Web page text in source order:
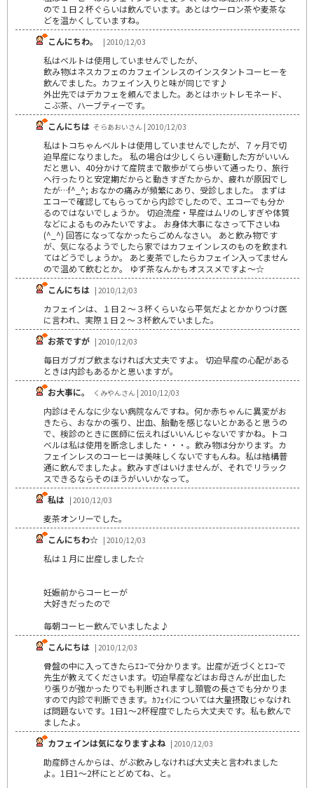
ので１日２杯ぐらいは飲んでいます。あとはウーロン茶や麦茶な
どを温かくしていますね。
こんにちわ。
| 2010/12/03
私はベルトは使用していませんでしたが、
飲み物はネスカフェのカフェインレスのインスタントコーヒーを
飲んでました。カフェイン入りと味が同じです♪
外出先ではデカフェを頼んでました。あとはホットレモネード、
こぶ茶、ハーブティーです。
こんにちは そらあおいさん | 2010/12/03
私はトコちゃんベルトは使用していませんでしたが、７ヶ月で切
迫早産になりました。 私の場合は少しくらい運動した方がいいん
だと思い、40分かけて産院まで散歩がてら歩いて通ったり、旅行
へ行ったりと安定期だからと動きすぎたからか、疲れが原因でし
たが…f^_^; おなかの痛みが頻繁にあり、受診しました。 まずは
エコーで確認してもらってから内診でしたので、エコーでも分か
るのではないでしょうか。 切迫流産・早産はムリのしすぎや体質
などによるものみたいですよ。 お身体大事になさって下さいね
(^_^) 回答になってなかったらごめんなさい。 あと飲み物です
が、気になるようでしたら家ではカフェインレスのものを飲まれ
てはどうでしょうか。 あと麦茶でしたらカフェイン入ってません
ので温めて飲むとか。 ゆず茶なんかもオススメですよ～☆
こんにちは | 2010/12/03
カフェインは、１日２～３杯くらいなら平気だよとかかりつけ医
に言われ、実際１日２～３杯飲んでいました。
お茶ですが | 2010/12/03
毎日ガブガブ飲まなければ大丈夫ですよ。 切迫早産の心配がある
ときは内診もあるかと思いますが。
お大事に。
くみやんさん | 2010/12/03
内診はそんなに少ない病院なんですね。何か赤ちゃんに異変がお
きたら、おなかの張り、出血、胎動を感じないとかあると思うの
で、検診のときに医師に伝えればいいんじゃないですかね。トコ
ベルは私は使用を断念しました・・・。飲み物は分かります。カ
フェインレスのコーヒーは美味しくないですもんね。私は結構普
通に飲んでましたよ。飲みすぎはいけませんが、それでリラック
スできるならそのほうがいいかなって。
私は | 2010/12/03
麦茶オンリーでした。
こんにちわ☆ | 2010/12/03
私は１月に出産しました☆
妊娠前からコーヒーが
大好きだったので
毎朝コーヒー飲んでいましたよ♪
こんにちは | 2010/12/03
骨盤の中に入ってきたらｴｺｰで分かります。出産が近づくとｴｺｰで
先生が教えてくださいます。切迫早産などはお母さんが出血した
り張りが強かったりでも判断されますし頚管の長さでも分かりま
すので内診で判断できます。ｶﾌｪｲﾝについては大量摂取じゃなけれ
ば問題ないです。1日1～2杯程度でしたら大丈夫です。私も飲んで
ましたよ。
カフェインは気になりますよね | 2010/12/03
助産師さんからは、がぶ飲みしなければ大丈夫と言われました
よ。1日1～2杯にとどめてね、と。